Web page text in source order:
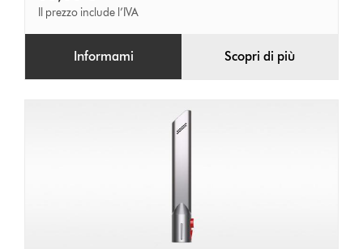
Il prezzo include l’IVA
Informami Scopri di più